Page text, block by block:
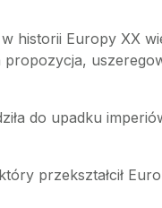
historii Europy XX
do upadku
przekształcił